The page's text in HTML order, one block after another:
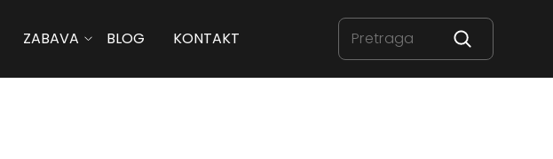
ZABAVA BLOG KONTAKT